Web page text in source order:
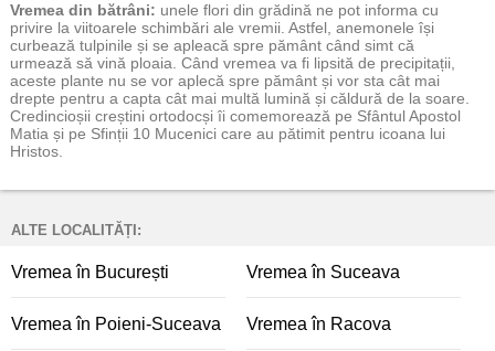
Vremea din bătrâni: unele flori din grădină ne pot informa cu
privire la viitoarele schimbări ale vremii. Astfel, anemonele își
curbează tulpinile și se apleacă spre pământ când simt că
urmează să vină ploaia. Când vremea va fi lipsită de precipitații,
aceste plante nu se vor aplecă spre pământ și vor sta cât mai
drepte pentru a capta cât mai multă lumină și căldură de la soare.
Credincioșii creștini ortodocși îi comemorează pe Sfântul Apostol
Matia și pe Sfinții 10 Mucenici care au pătimit pentru icoana lui
Hristos.
ALTE LOCALITĂȚI:
Vremea în București Vremea în Suceava
Vremea în Poieni-Suceava Vremea în Racova